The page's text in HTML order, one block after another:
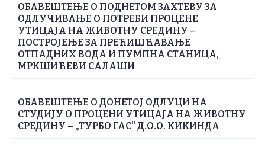
ОБАВЕШТЕЊЕ О ПОДНЕТОМ ЗАХТЕВУ ЗА
ОДЛУЧИВАЊЕ О ПОТРЕБИ ПРОЦЕНЕ
УТИЦАЈА НА ЖИВОТНУ СРЕДИНУ –
ПОСТРОЈЕЊЕ ЗА ПРЕЋИШЋАВАЊЕ
ОТПАДНИХ ВОДА И ПУМПНА СТАНИЦА,
МРКШИЋЕВИ САЛАШИ
ОБАВЕШТЕЊЕ О ДОНЕТОЈ ОДЛУЦИ НА
СТУДИЈУ О ПРОЦЕНИ УТИЦАЈА НА ЖИВОТНУ
СРЕДИНУ – „ТУРБО ГАС“ Д.О.О. КИКИНДА